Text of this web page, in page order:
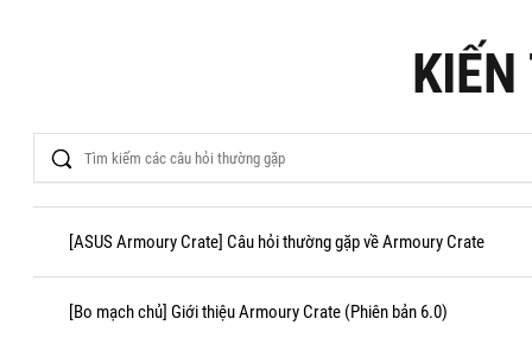
Search
[ASUS Armoury Crate] Câu hỏi thường gặp về Armoury Crate
[Bo mạch chủ] Giới thiệu Armoury Crate (Phiên bản 6.0)